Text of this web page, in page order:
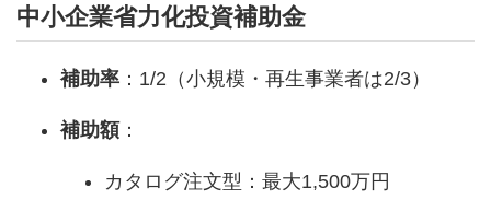
中小企業省力化投資補助金
補助率 ：1/2（小規模・再生事業者は2/3）
補助額 ：
カタログ注文型：最大1,500万円